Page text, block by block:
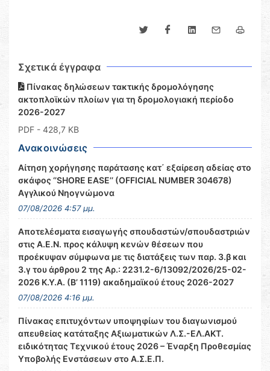
Σχετικά έγγραφα
Πίνακας δηλώσεων τακτικής δρομολόγησης
ακτοπλοϊκών πλοίων για τη δρομολογιακή περίοδο
2026-2027
PDF - 428,7 KB
Ανακοινώσεις
Αίτηση χορήγησης παράτασης κατ΄ εξαίρεση αδείας στο
σκάφος ‘’SHORE EASE’’ (OFFICIAL NUMBER 304678)
Αγγλικού Νηογνώμονα
07/08/2026 4:57 μμ.
Αποτελέσματα εισαγωγής σπουδαστών/σπουδαστριών
στις Α.Ε.Ν. προς κάλυψη κενών θέσεων που
προέκυψαν σύμφωνα με τις διατάξεις των παρ. 3.β και
3.γ του άρθρου 2 της Αρ.: 2231.2-6/13092/2026/25-02-
2026 Κ.Υ.Α. (Β’ 1119) ακαδημαϊκού έτους 2026-2027
07/08/2026 4:16 μμ.
Πίνακας επιτυχόντων υποψηφίων του διαγωνισμού
απευθείας κατάταξης Αξιωματικών Λ.Σ.-ΕΛ.ΑΚΤ.
ειδικότητας Τεχνικού έτους 2026 – Έναρξη Προθεσμίας
Υποβολής Ενστάσεων στο Α.Σ.Ε.Π.